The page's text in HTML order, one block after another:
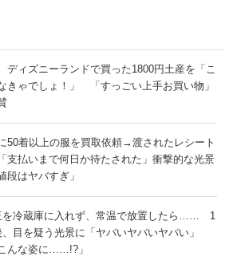
ディズニーランドで買った1800円土産を「こ
きゃでしょ！」 「すっごい上手お買い物」
50着以上の服を買取依頼→渡されたレシート
払いまで何日か待たされた」衝撃的な光景
段はヤバすぎ」
を冷蔵庫に入れず、常温で放置したら…… 1
目を疑う光景に「ヤバいヤバいヤバい」
んな姿に……!?」